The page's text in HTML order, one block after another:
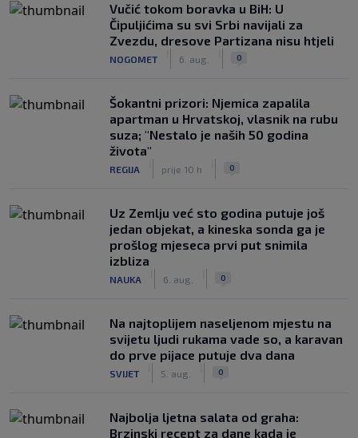
Vučić tokom boravka u BiH: U
Čipuljićima su svi Srbi navijali za
Zvezdu, dresove Partizana nisu htjeli
NOGOMET 6. aug. 0
Šokantni prizori: Njemica zapalila
apartman u Hrvatskoj, vlasnik na rubu
suza; "Nestalo je naših 50 godina
života"
REGIJA prije 10 h 0
Uz Zemlju već sto godina putuje još
jedan objekat, a kineska sonda ga je
prošlog mjeseca prvi put snimila
izbliza
NAUKA 6. aug. 0
Na najtoplijem naseljenom mjestu na
svijetu ljudi rukama vade so, a karavan
do prve pijace putuje dva dana
SVIJET 5. aug. 0
Najbolja ljetna salata od graha:
Brzinski recept za dane kada je